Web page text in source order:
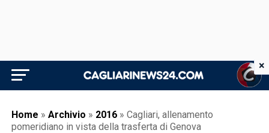
Home » Archivio » 2016 » Cagliari, allenamento
pomeridiano in vista della trasferta di Genova
×